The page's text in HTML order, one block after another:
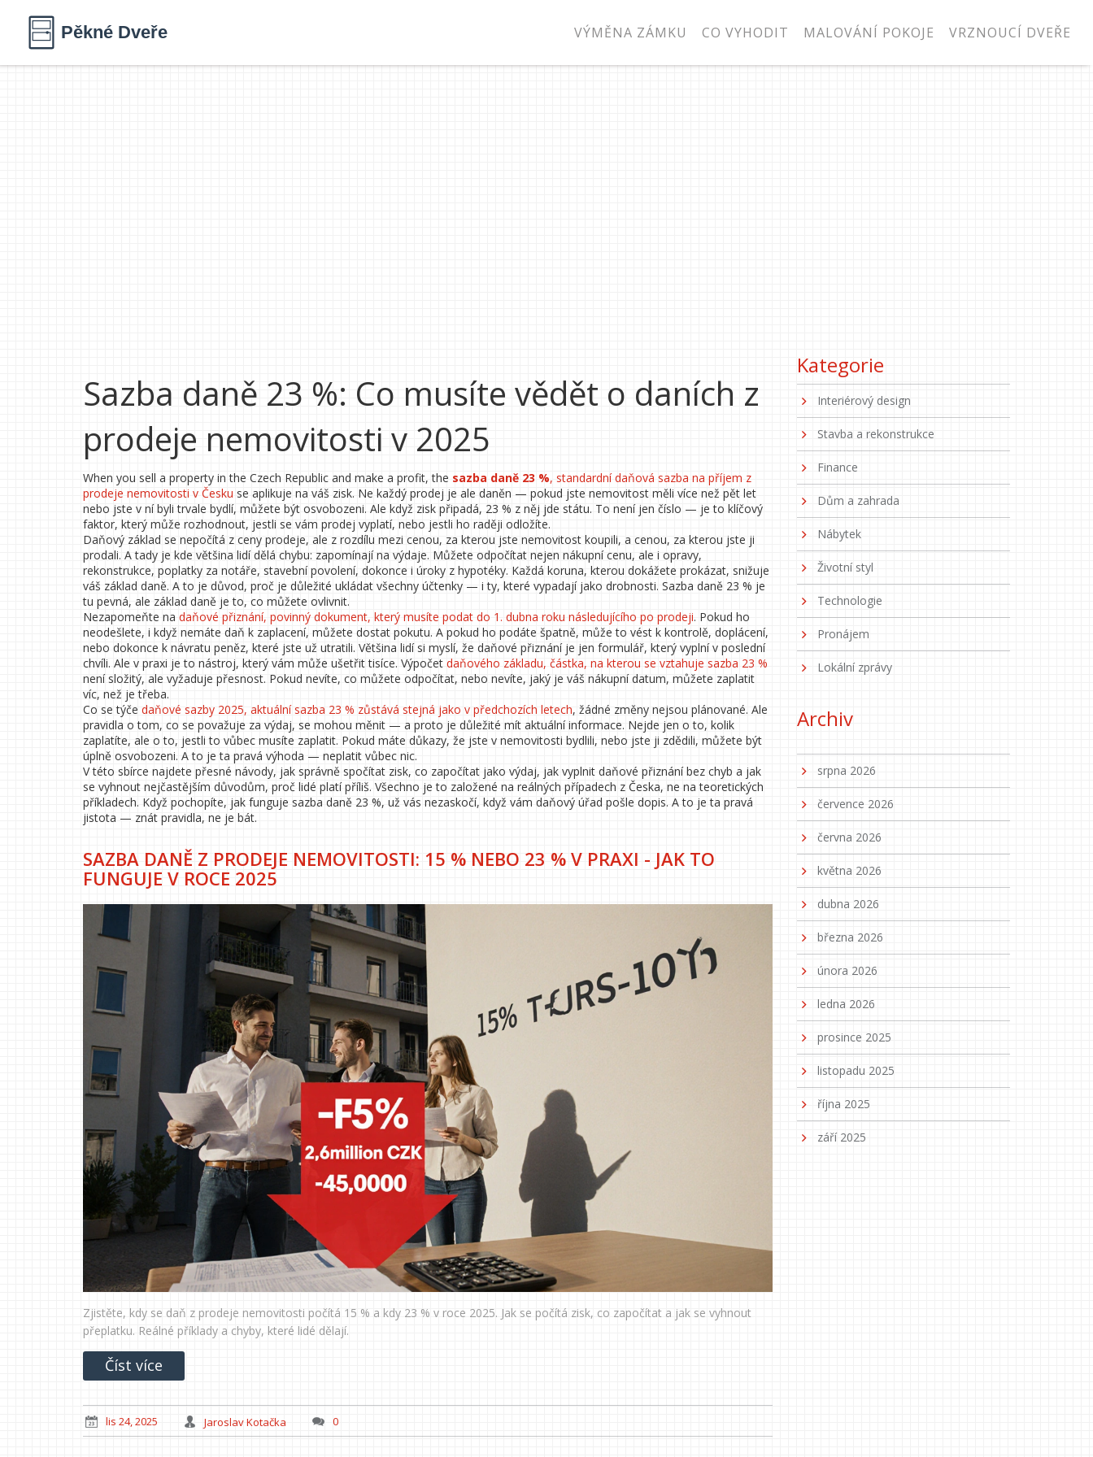
VÝMĚNA ZÁMKU CO VYHODIT MALOVÁNÍ POKOJE VRZNOUCÍ DVEŘE
Sazba daně 23 %: Co musíte vědět o daních z
prodeje nemovitosti v 2025
When you sell a property in the Czech Republic and make a profit, the sazba daně 23 %, standardní daňová sazba na příjem z
prodeje nemovitosti v Česku se aplikuje na váš zisk. Ne každý prodej je ale daněn — pokud jste nemovitost měli více než pět let
nebo jste v ní byli trvale bydlí, můžete být osvobozeni. Ale když zisk připadá, 23 % z něj jde státu. To není jen číslo — je to klíčový
faktor, který může rozhodnout, jestli se vám prodej vyplatí, nebo jestli ho raději odložíte.
Daňový základ se nepočítá z ceny prodeje, ale z rozdílu mezi cenou, za kterou jste nemovitost koupili, a cenou, za kterou jste ji
prodali. A tady je kde většina lidí dělá chybu: zapomínají na výdaje. Můžete odpočítat nejen nákupní cenu, ale i opravy,
rekonstrukce, poplatky za notáře, stavební povolení, dokonce i úroky z hypotéky. Každá koruna, kterou dokážete prokázat, snižuje
váš základ daně. A to je důvod, proč je důležité ukládat všechny účtenky — i ty, které vypadají jako drobnosti. Sazba daně 23 % je
tu pevná, ale základ daně je to, co můžete ovlivnit.
Nezapomeňte na daňové přiznání, povinný dokument, který musíte podat do 1. dubna roku následujícího po prodeji. Pokud ho
neodešlete, i když nemáte daň k zaplacení, můžete dostat pokutu. A pokud ho podáte špatně, může to vést k kontrolě, doplácení,
nebo dokonce k návratu peněz, které jste už utratili. Většina lidí si myslí, že daňové přiznání je jen formulář, který vyplní v poslední
chvíli. Ale v praxi je to nástroj, který vám může ušetřit tisíce. Výpočet daňového základu, částka, na kterou se vztahuje sazba 23 %
není složitý, ale vyžaduje přesnost. Pokud nevíte, co můžete odpočítat, nebo nevíte, jaký je váš nákupní datum, můžete zaplatit
víc, než je třeba.
Co se týče daňové sazby 2025, aktuální sazba 23 % zůstává stejná jako v předchozích letech, žádné změny nejsou plánované. Ale
pravidla o tom, co se považuje za výdaj, se mohou měnit — a proto je důležité mít aktuální informace. Nejde jen o to, kolik
zaplatíte, ale o to, jestli to vůbec musíte zaplatit. Pokud máte důkazy, že jste v nemovitosti bydlili, nebo jste ji zdědili, můžete být
úplně osvobozeni. A to je ta pravá výhoda — neplatit vůbec nic.
V této sbírce najdete přesné návody, jak správně spočítat zisk, co započítat jako výdaj, jak vyplnit daňové přiznání bez chyb a jak
se vyhnout nejčastějším důvodům, proč lidé platí příliš. Všechno je to založené na reálných případech z Česka, ne na teoretických
příkladech. Když pochopíte, jak funguje sazba daně 23 %, už vás nezaskočí, když vám daňový úřad pošle dopis. A to je ta pravá
jistota — znát pravidla, ne je bát.
SAZBA DANĚ Z PRODEJE NEMOVITOSTI: 15 % NEBO 23 % V PRAXI - JAK TO
FUNGUJE V ROCE 2025
Zjistěte, kdy se daň z prodeje nemovitosti počítá 15 % a kdy 23 % v roce 2025. Jak se počítá zisk, co započítat a jak se vyhnout
přeplatku. Reálné příklady a chyby, které lidé dělají.
Číst více
lis 24, 2025 Jaroslav Kotačka 0
Kategorie
Interiérový design
Stavba a rekonstrukce
Finance
Dům a zahrada
Nábytek
Životní styl
Technologie
Pronájem
Lokální zprávy
Archiv
srpna 2026
července 2026
června 2026
května 2026
dubna 2026
března 2026
února 2026
ledna 2026
prosince 2025
listopadu 2025
října 2025
září 2025